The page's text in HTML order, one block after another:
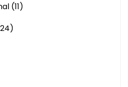
(11)